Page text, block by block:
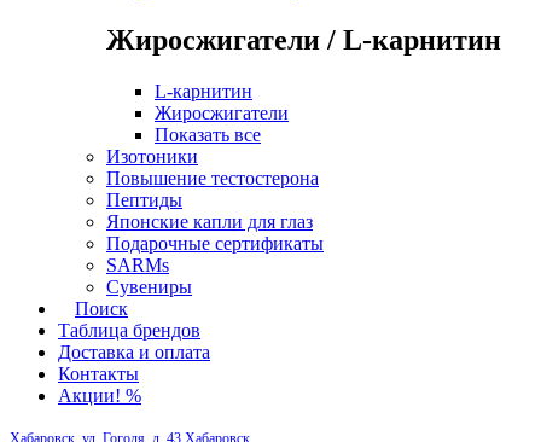
Жиросжигатели / L-карнитин
L-карнитин
Жиросжигатели
Показать все
Изотоники
Повышение тестостерона
Пептиды
Японские капли для глаз
Подарочные сертификаты
SARMs
Сувениры
Поиск
Таблица брендов
Доставка и оплата
Контакты
Акции! %
Хабаровск, ул. Гоголя, д. 43 Хабаровск